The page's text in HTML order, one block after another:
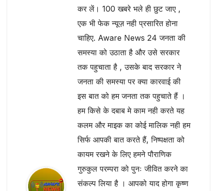
कर लें। 100 खबरे भले ही छुट जाए ,
एक भी फेक न्यूज़ नही प्रसारित होना
चाहिए. Aware News 24 जनता की
समस्या को उठाता है और उसे सरकार
तक पहुचाता है , उसके बाद सरकार ने
जनता की समस्या पर क्या कारवाई की
इस बात को हम जनता तक पहुचाते हैं ।
हम किसे के दबाब मे काम नही करते यह
कलम और माइक का कोई मालिक नही हम
सिर्फ आपकी बात करते हैं, निष्पक्षता को
कायम रखने के लिए हमने पौराणिक
गुरुकुल परम्परा को पुनः जीवित करने का
संकल्प लिया है । आपको याद होगा कृष्ण